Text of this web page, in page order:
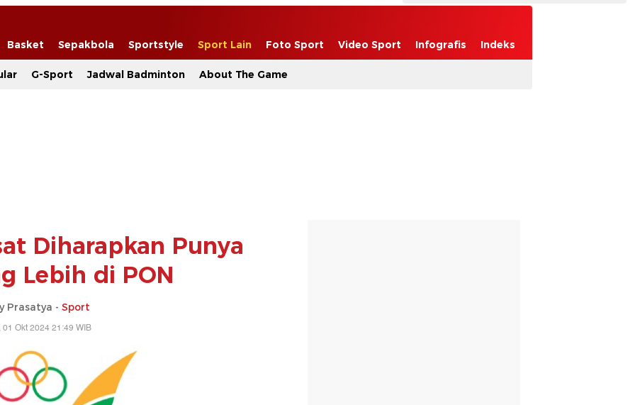
Basket Sepakbola Sportstyle Sport Lain Foto Sport Video Sport Infografis Indeks
G-Sport Jadwal Badminton About The Game
Diharapkan Punya
Lebih di PON
Prasatya - Sport
Okt 2024 21:49 WIB